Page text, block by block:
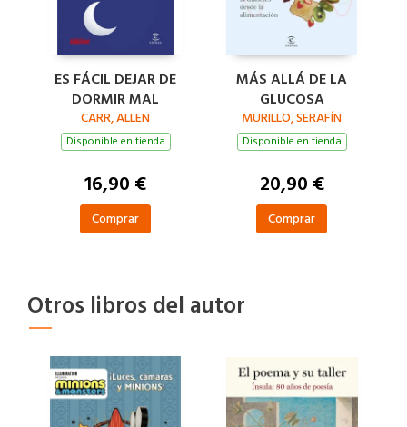
ES FÁCIL DEJAR DE
DORMIR MAL
CARR, ALLEN
Disponible en tienda
16,90 €
Comprar
MÁS ALLÁ DE LA
GLUCOSA
MURILLO, SERAFÍN
Disponible en tienda
20,90 €
Comprar
Otros libros del autor